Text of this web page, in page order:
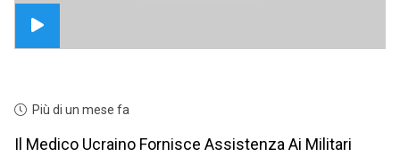
Più di un mese fa
Il Medico Ucraino Fornisce Assistenza Ai Militari